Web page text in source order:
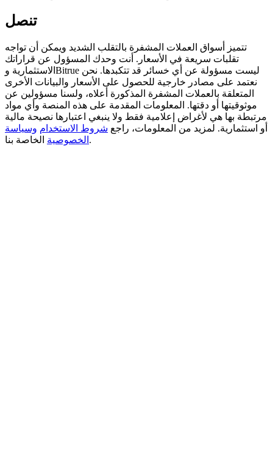
Register & Trade to Win 500,000 USDT
Precious Metals Trading Carnival
Trade Gold & Silver · 33,333 USDT Bonus
تنصل
تتميز أسواق العملات المشفرة بالتقلب الشديد ويمكن أن تواجه
تقلبات سريعة في الأسعار. أنت وحدك المسؤول عن قراراتك
الاستثمارية وBitrue ليست مسؤولة عن أي خسائر قد تتكبدها. نحن
نعتمد على مصادر خارجية للحصول على الأسعار والبيانات الأخرى
المتعلقة بالعملات المشفرة المذكورة أعلاه، ولسنا مسؤولين عن
موثوقيتها أو دقتها. المعلومات المقدمة على هذه المنصة وأي مواد
مرتبطة بها هي لأغراض إعلامية فقط ولا ينبغي اعتبارها نصيحة مالية
أو استثمارية. لمزيد من المعلومات، راجع شروط الاستخدام وسياسة
الخصوصية الخاصة بنا.